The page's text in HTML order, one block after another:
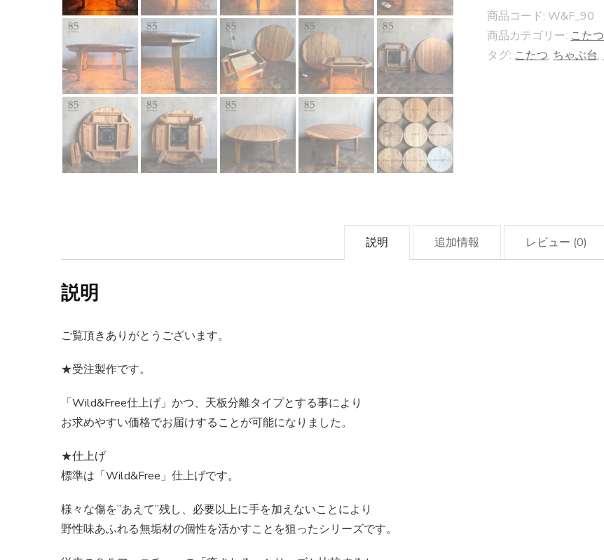
つ】
直
径
商品コード:W&F_90
商品カテゴリー: こたつ
タグ: こたつ, ちゃぶ台,
説明 追加情報 レビュー (0)
説明
ご覧頂きありがとうございます。
★受注製作です。
「Wild&Free仕上げ」かつ、天板分離タイプとする事により
お求めやすい価格でお届けすることが可能になりました。
★仕上げ
標準は「Wild&Free」仕上げです。
様々な傷を”あえて”残し、必要以上に手を加えないことにより
野性味あふれる無垢材の個性を活かすことを狙ったシリーズです。